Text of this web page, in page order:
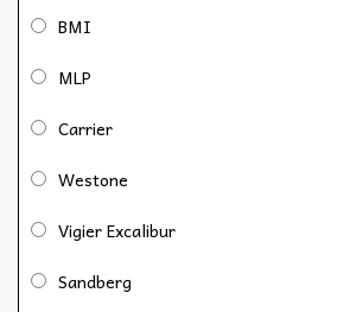
BMI
MLP
Carrier
Westone
Vigier Excalibur
Sandberg